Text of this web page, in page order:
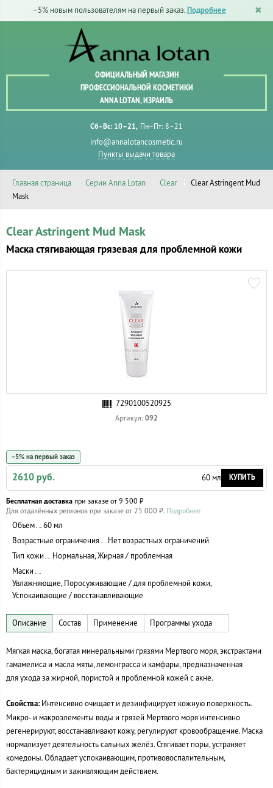
−5% новым пользователям на первый заказ. Подробнее
ОФИЦИАЛЬНЫЙ МАГАЗИН
ПРОФЕССИОНАЛЬНОЙ КОСМЕТИКИ
ANNA LOTAN, ИЗРАИЛЬ
Пн–Пт: 8–21
Сб–Вс: 10–21
info@annalotancosmetic.ru
Пункты выдачи товара
Главная страница Серии Anna Lotan Clear
Clear Astringent Mud
Mask
Clear Astringent Mud Mask
Маска стягивающая грязевая для проблемной кожи
7290100520925
Артикул: 092
−5% на первый заказ
2610 руб. 60 мл КУПИТЬ
Бесплатная доставка при заказе от 9 500 ₽
Для отдалённых регионов при заказе от 25 000 ₽.
Подробнее
Объем
60 мл
Возрастные ограничения
Нет возрастных ограничений
Тип кожи
Нормальная, Жирная / проблемная
Маски
Увлажняющие, Поросуживающие / для проблемной кожи,
Успокаивающие / восстанавливающие
Мягкая маска, богатая минеральными грязями Мертвого моря, экстрактами
гамамелиса и масла мяты, лемонграсса и камфары, предназначенная
для ухода за жирной, пористой и проблемной кожей с акне.
Свойства:Интенсивно очищает и дезинфицирует кожную поверхность.
Микро- и макроэлементы воды и грязей Мертвого моря интенсивно
регенерируют, восстанавливают кожу, регулируют кровообращение. Маска
нормализует деятельность сальных желёз. Стягивает поры, устраняет
комедоны. Обладает успокаивающим, противовоспалительным,
бактерицидным и заживляющим действием.